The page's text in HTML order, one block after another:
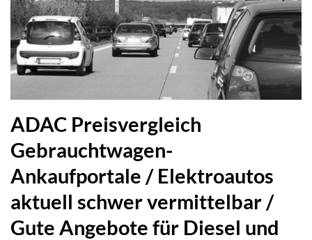
ADAC Preisvergleich
Gebrauchtwagen-
Ankaufportale / Elektroautos
aktuell schwer vermittelbar /
Gute Angebote für Diesel und